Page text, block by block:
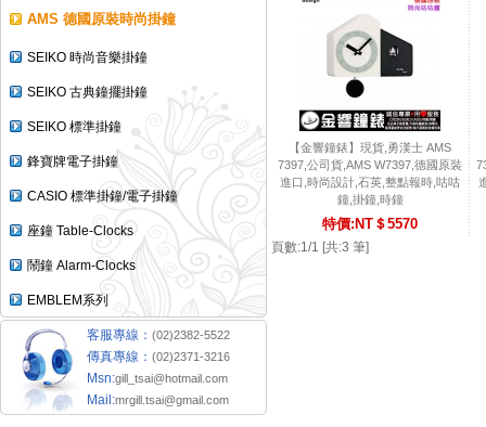
AMS 德國原裝時尚掛鐘
SEIKO 時尚音樂掛鐘
SEIKO 古典鐘擺掛鐘
SEIKO 標準掛鐘
鋒寶牌電子掛鐘
CASIO 標準掛鐘/電子掛鐘
座鐘 Table-Clocks
鬧鐘 Alarm-Clocks
EMBLEM系列
客服專線： (02)2382-5522
傳真專線： (02)2371-3216
Msn:gill_tsai@hotmail.com
Mail:mrgill.tsai@gmail.com
【金響鐘錶】現貨,勇漢士 AMS
7397,公司貨,AMS W7397,德國原裝
進口,時尚設計,石英,整點報時,咕咕
鐘,掛鐘,時鐘
特價:NT＄5570
頁數:1/1 [共:3 筆]